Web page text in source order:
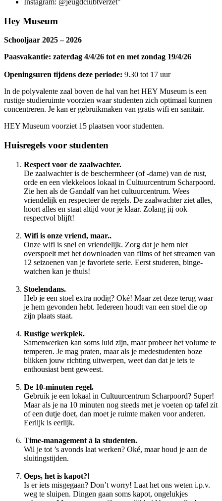
Instagram: @jeugdclubtverzet"
Hey Museum
Schooljaar 2025 – 2026
Paasvakantie: zaterdag 4/4/26 tot en met zondag 19/4/26
Openingsuren tijdens deze periode: 9.30 tot 17 uur
In de polyvalente zaal boven de hal van hetHEY Museum is een
rustige studieruimte voorzien waar studenten zich optimaal kunnen
concentreren. Je kan er gebruikmaken van gratis wifi en sanitair.
HEY Museum voorziet 15 plaatsen voor studenten.
Huisregels voor studenten
Respect voor de zaalwachter.
De zaalwachter is de beschermheer (of -dame) van de rust,
orde en een vlekkeloos lokaal in Cultuurcentrum Scharpoord.
Zie hen als de Gandalf van het cultuurcentrum. Wees
vriendelijk en respecteer de regels. De zaalwachter ziet alles,
hoort alles en staat altijd voor je klaar. Zolang jij ook
respectvol blijft!
Wifi is onze vriend, maar..
Onze wifi is snel en vriendelijk. Zorg dat je hem niet
overspoelt met het downloaden van films of het streamen van
12 seizoenen van je favoriete serie. Eerst studeren, binge-
watchen kan je thuis!
Stoelendans.
Heb je een stoel extra nodig? Oké! Maar zet deze terug waar
je hem gevonden hebt. Iedereen houdt van een stoel die op
zijn plaats staat.
Rustige werkplek.
Samenwerken kan soms luid zijn, maar probeer het volume te
temperen. Je mag praten, maar als je medestudenten boze
blikken jouw richting uitwerpen, weet dan dat je iets te
enthousiast bent geweest.
De 10-minuten regel.
Gebruik je een lokaal in Cultuurcentrum Scharpoord? Super!
Maar als je na 10 minuten nog steeds met je voeten op tafel zit
of een dutje doet, dan moet je ruimte maken voor anderen.
Eerlijk is eerlijk.
Time-management à la studenten.
Wil je tot ’s avonds laat werken? Oké, maar houd je aan de
sluitingstijden.
Oeps, het is kapot?!
Is er iets misgegaan? Don’t worry! Laat het ons weten i.p.v.
weg te sluipen. Dingen gaan soms kapot, ongelukjes